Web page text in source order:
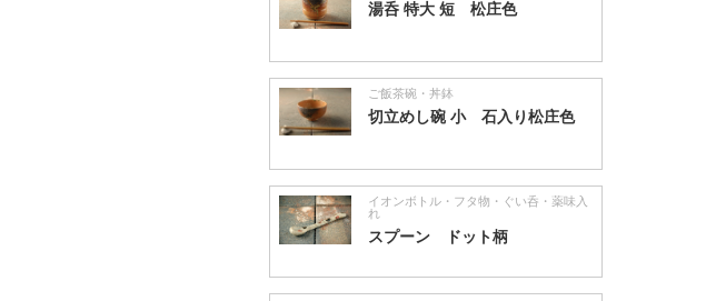
湯呑 特大 短 松庄色
ご飯茶碗・丼鉢
切立めし碗 小 石入り松庄色
イオンボトル・フタ物・ぐい呑・薬味入
れ
スプーン ドット柄